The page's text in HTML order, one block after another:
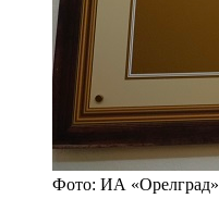
Фото: ИА «Орелград»